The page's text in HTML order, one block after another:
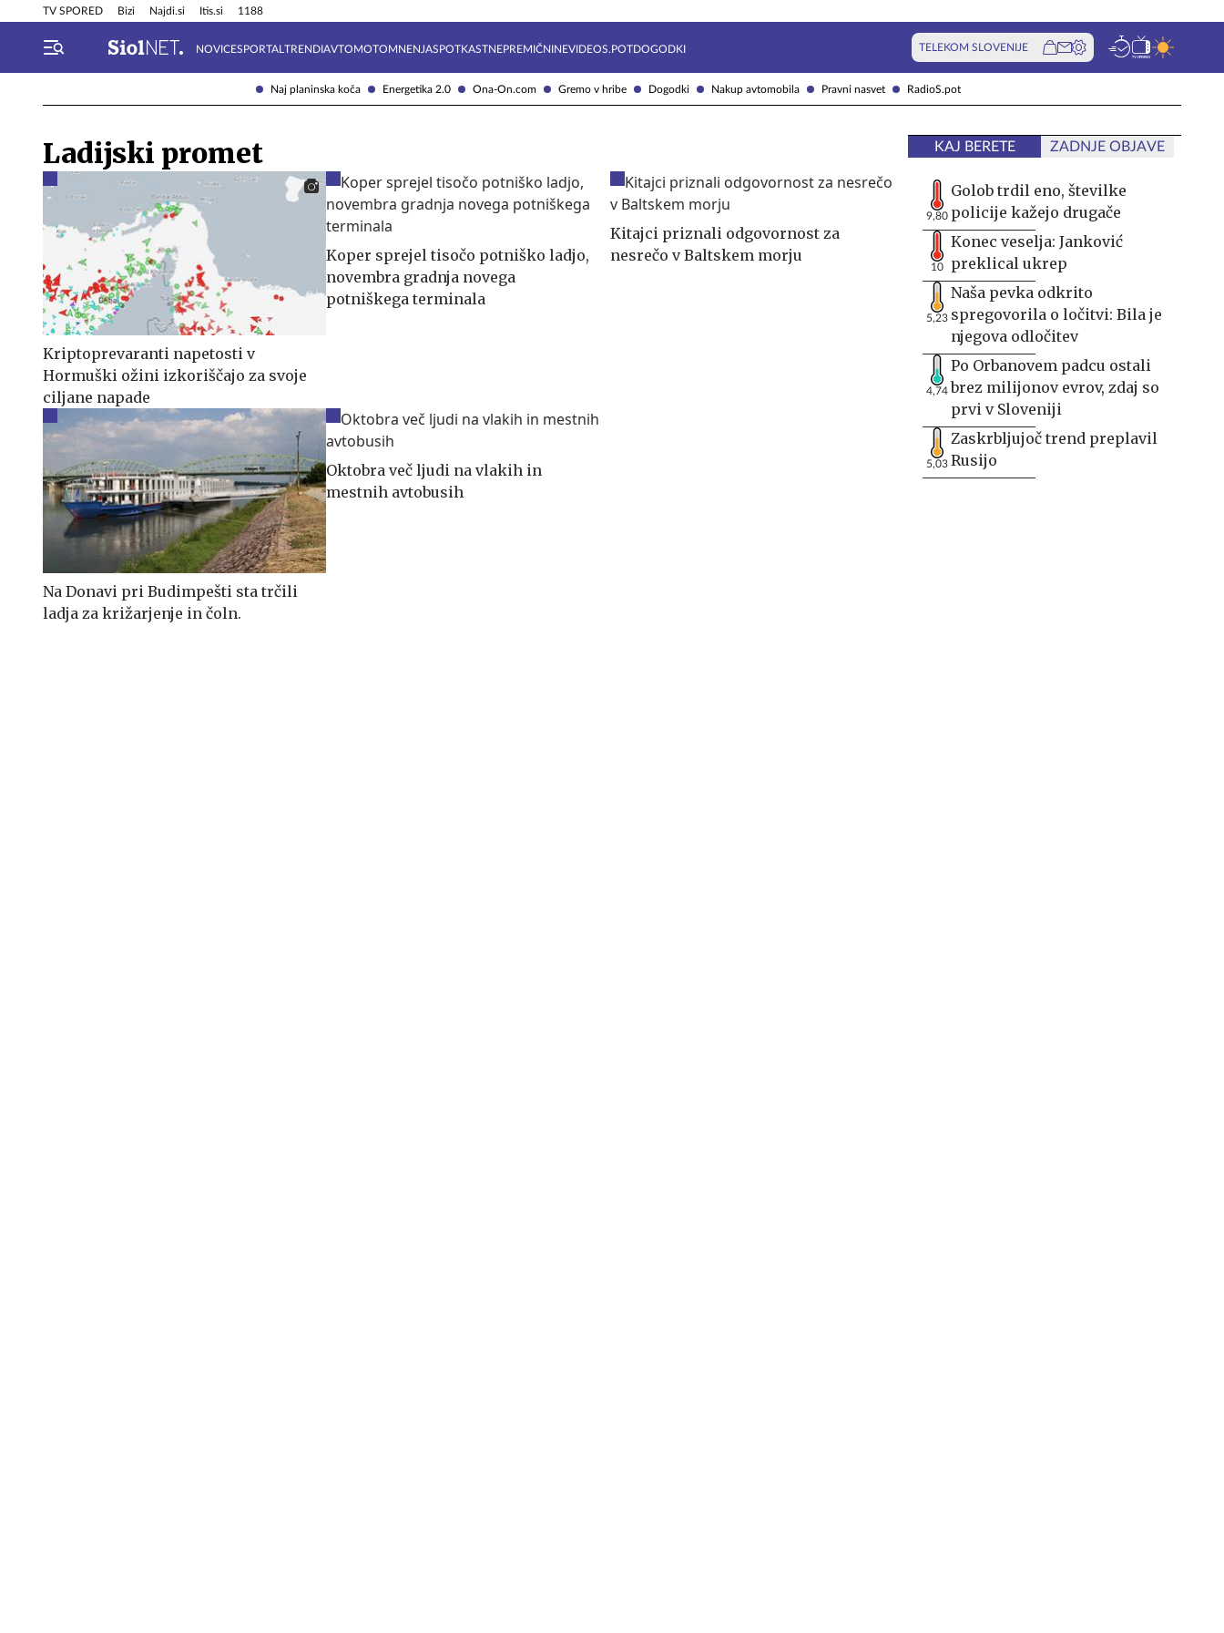
Naj planinska koča Energetika 2.0 Ona-On.com Gremo v hribe Dogodki Nakup avtomobila Pravni nasvet RadioS.pot
TV SPORED Bizi Najdi.si Itis.si 1188
NOVICESPORTAL TRENDIAVTOMOTOMNENJASPOTKASTNEPREMIČNINEVIDEOS.POTDOGODKI TELEKOM SLOVENIJE
Info in obvestila Tehnik
Ladijski promet
Kriptoprevaranti napetosti v
Hormuški ožini izkoriščajo za svoje
ciljane napade
Koper sprejel tisočo potniško ladjo,
novembra gradnja novega
potniškega terminala
Kitajci priznali odgovornost za
nesrečo v Baltskem morju
Na Donavi pri Budimpešti sta trčili
ladja za križarjenje in čoln.
Oktobra več ljudi na vlakih in
mestnih avtobusih
KAJ BERETE ZADNJE OBJAVE
9,80
Golob trdil eno, številke
policije kažejo drugače
10
Konec veselja: Janković
preklical ukrep
5,23
Naša pevka odkrito
spregovorila o ločitvi: Bila je
njegova odločitev
4,74
Po Orbanovem padcu ostali
brez milijonov evrov, zdaj so
prvi v Sloveniji
5,03
Zaskrbljujoč trend preplavil
Rusijo